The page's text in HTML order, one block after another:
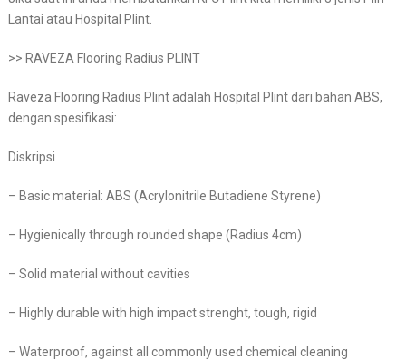
Lantai atau Hospital Plint.
>> RAVEZA Flooring Radius PLINT
Raveza Flooring Radius Plint adalah Hospital Plint dari bahan ABS,
dengan spesifikasi:
Diskripsi
– Basic material: ABS (Acrylonitrile Butadiene Styrene)
– Hygienically through rounded shape (Radius 4cm)
– Solid material without cavities
– Highly durable with high impact strenght, tough, rigid
– Waterproof, against all commonly used chemical cleaning